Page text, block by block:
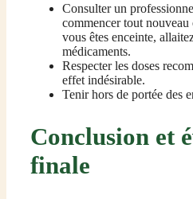
Consulter un
commencer tout
vous êtes enceinte,
médicaments.
Respecter les doses
effet indésirable.
Tenir hors de portée des
Conclusion et
finale